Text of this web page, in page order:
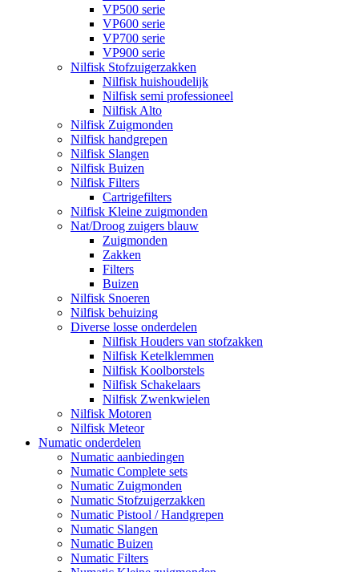
VP500 serie
VP600 serie
VP700 serie
VP900 serie
Nilfisk Stofzuigerzakken
Nilfisk huishoudelijk
Nilfisk semi professioneel
Nilfisk Alto
Nilfisk Zuigmonden
Nilfisk handgrepen
Nilfisk Slangen
Nilfisk Buizen
Nilfisk Filters
​Cartrigefilters
Nilfisk Kleine zuigmonden
Nat/Droog zuigers blauw
Zuigmonden
Zakken
Filters
Buizen
Nilfisk Snoeren
Nilfisk behuizing
Diverse losse onderdelen
Nilfisk Houders van stofzakken
Nilfisk Ketelklemmen
Nilfisk Koolborstels
Nilfisk Schakelaars
Nilfisk Zwenkwielen
Nilfisk Motoren
Nilfisk Meteor
Numatic onderdelen
Numatic aanbiedingen
Numatic Complete sets
Numatic Zuigmonden
Numatic Stofzuigerzakken
Numatic Pistool / Handgrepen
Numatic Slangen
Numatic Buizen
Numatic Filters